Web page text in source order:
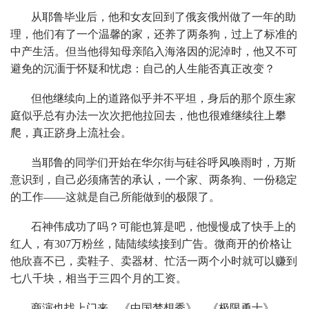
从耶鲁毕业后，他和女友回到了俄亥俄州做了一年的助
理，他们有了一个温馨的家，还养了两条狗，过上了标准的
中产生活。但当他得知母亲陷入海洛因的泥淖时，他又不可
避免的沉湎于怀疑和忧虑：自己的人生能否真正改变？
但他继续向上的道路似乎并不平坦，身后的那个原生家
庭似乎总有办法一次次把他拉回去，他也很难继续往上攀
爬，真正跻身上流社会。
当耶鲁的同学们开始在华尔街与硅谷呼风唤雨时，万斯
意识到，自己必须痛苦的承认，一个家、两条狗、一份稳定
的工作——这就是自己所能做到的极限了。
石神伟成功了吗？可能也算是吧，他慢慢成了快手上的
红人，有307万粉丝，陆陆续续接到广告。微商开的价格让
他欣喜不已，卖鞋子、卖器材、忙活一两个小时就可以赚到
七八千块，相当于三四个月的工资。